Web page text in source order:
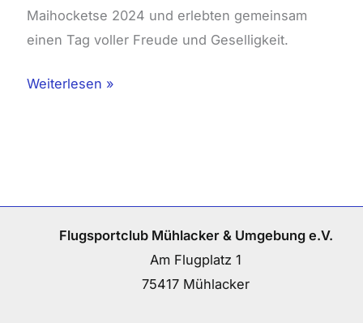
Maihocketse 2024 und erlebten gemeinsam
einen Tag voller Freude und Geselligkeit.
Weiterlesen »
Flugsportclub Mühlacker & Umgebung e.V.
Am Flugplatz 1
75417 Mühlacker